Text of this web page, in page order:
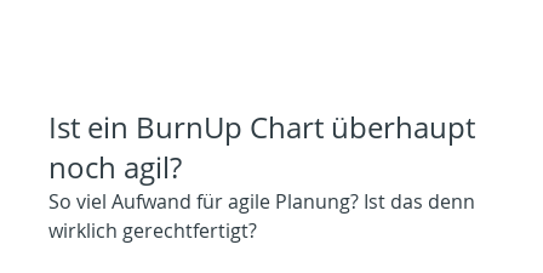
Ist ein BurnUp Chart überhaupt
noch agil?
So viel Aufwand für agile Planung? Ist das denn
wirklich gerechtfertigt?